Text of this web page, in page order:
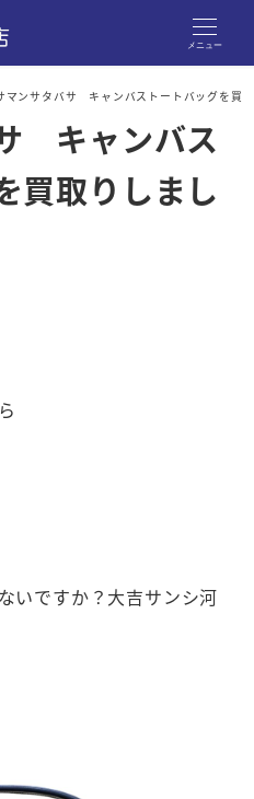
メニュー
マンサタバサ キャンバストートバッグを買
キャンバス
買取りしまし
いですか？大吉サンシ河